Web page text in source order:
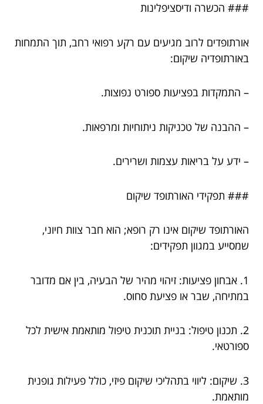
### הכשרה ודיסציפלינות
אורתופדים לרוב מגיעים עם רקע רפואי רחב, תוך התמחות
באורתופדיה שיקום:
– התמקדות בפציעות ספורט נפוצות.
– ההבנה של טכניקות ניתוחיות ומרפאות.
– ידע על בריאות עצמות ושרירים.
### תפקידי האורתופד שיקום
האורתופד שיקום אינו רק רופא; הוא חבר צוות חיוני,
שמסייע במגוון תפקידים:
1. אבחון פציעות: זיהוי מהיר של הבעיה, בין אם מדובר
במתיחה, שבר או פציעת סחוס.
2. תכנון טיפול: בניית תוכנית טיפול מותאמת אישית לכל
ספורטאי.
3. שיקום: ליווי בתהליכי שיקום פיזי, כולל פעילות גופנית
מותאמת.